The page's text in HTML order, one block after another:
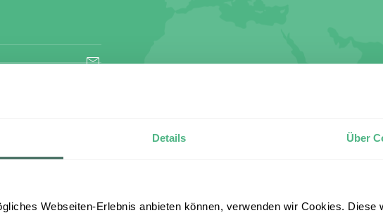
Details Über
Webseiten-Erlebnis anbieten können, verwenden wir Cookies. Diese